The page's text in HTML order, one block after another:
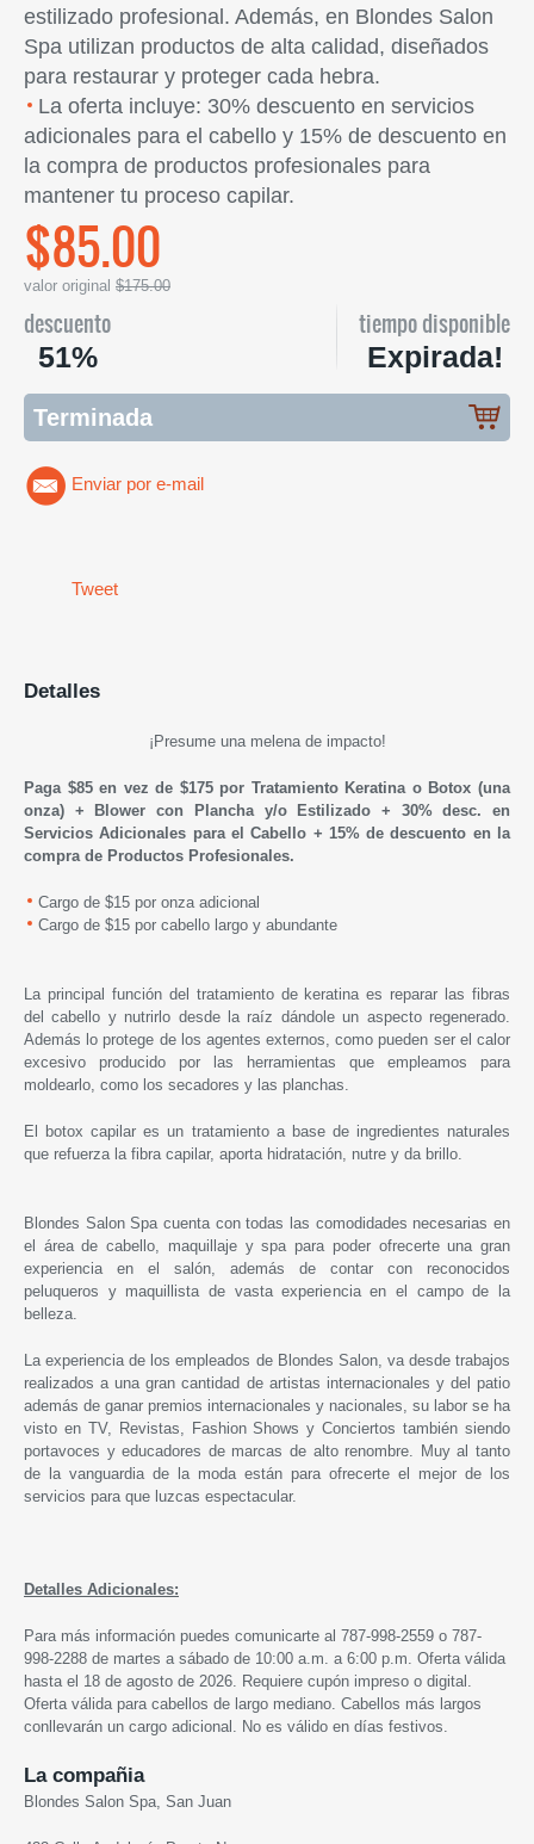
estilizado profesional. Además, en Blondes Salon
Spa utilizan productos de alta calidad, diseñados
para restaurar y proteger cada hebra.
La oferta incluye: 30% descuento en servicios
adicionales para el cabello y 15% de descuento en
la compra de productos profesionales para
mantener tu proceso capilar.
$85.00
valor original $175.00
descuento
51%
tiempo disponible
Expirada!
Terminada
Enviar por e-mail
Tweet
Detalles
¡Presume una melena de impacto!
Paga $85 en vez de $175 por Tratamiento Keratina o Botox (una
onza) + Blower con Plancha y/o Estilizado + 30% desc. en
Servicios Adicionales para el Cabello + 15% de descuento en la
compra de Productos Profesionales.
Cargo de $15 por onza adicional
Cargo de $15 por cabello largo y abundante
La principal función del tratamiento de keratina es reparar las fibras
del cabello y nutrirlo desde la raíz dándole un aspecto regenerado.
Además lo protege de los agentes externos, como pueden ser el calor
excesivo producido por las herramientas que empleamos para
moldearlo, como los secadores y las planchas.
El botox capilar es un tratamiento a base de ingredientes naturales
que refuerza la fibra capilar, aporta hidratación, nutre y da brillo.
Blondes Salon Spa cuenta con todas las comodidades necesarias en
el área de cabello, maquillaje y spa para poder ofrecerte una gran
experiencia en el salón, además de contar con reconocidos
peluqueros y maquillista de vasta experiencia en el campo de la
belleza.
La experiencia de los empleados de Blondes Salon, va desde trabajos
realizados a una gran cantidad de artistas internacionales y del patio
además de ganar premios internacionales y nacionales, su labor se ha
visto en TV, Revistas, Fashion Shows y Conciertos también siendo
portavoces y educadores de marcas de alto renombre. Muy al tanto
de la vanguardia de la moda están para ofrecerte el mejor de los
servicios para que luzcas espectacular.
Detalles Adicionales:
Para más información puedes comunicarte al 787-998-2559 o 787-
998-2288 de martes a sábado de 10:00 a.m. a 6:00 p.m. Oferta válida
hasta el 18 de agosto de 2026. Requiere cupón impreso o digital.
Oferta válida para cabellos de largo mediano. Cabellos más largos
conllevarán un cargo adicional. No es válido en días festivos.
La compañia
Blondes Salon Spa, San Juan